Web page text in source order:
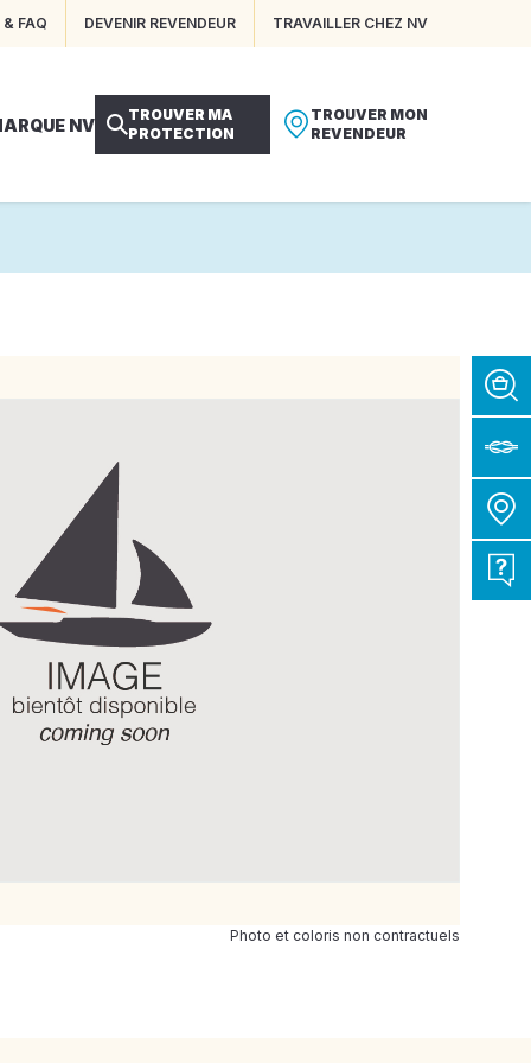
& FAQ DEVENIR REVENDEUR TRAVAILLER CHEZ NV
NV
TROUVER MA
PROTECTION
TROUVER MON
REVENDEUR
Photo et coloris non contractuels